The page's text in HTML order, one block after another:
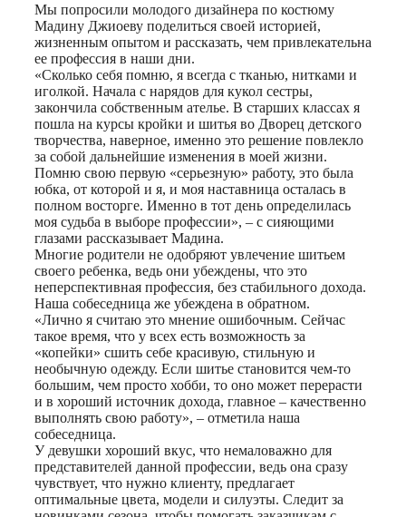
Мы попросили молодого дизайнера по костюму
Мадину Джиоеву поделиться своей историей,
жизненным опытом и рассказать, чем привлекательна
ее профессия в наши дни.
«Сколько себя помню, я всегда с тканью, нитками и
иголкой. Начала с нарядов для кукол сестры,
закончила собственным ателье. В старших классах я
пошла на курсы кройки и шитья во Дворец детского
творчества, наверное, именно это решение повлекло
за собой дальнейшие изменения в моей жизни.
Помню свою первую «серьезную» работу, это была
юбка, от которой и я, и моя наставница осталась в
полном восторге. Именно в тот день определилась
моя судьба в выборе профессии», – с сияющими
глазами рассказывает Мадина.
Многие родители не одобряют увлечение шитьем
своего ребенка, ведь они убеждены, что это
неперспективная профессия, без стабильного дохода.
Наша собеседница же убеждена в обратном.
«Лично я считаю это мнение ошибочным. Сейчас
такое время, что у всех есть возможность за
«копейки» сшить себе красивую, стильную и
необычную одежду. Если шитье становится чем-то
большим, чем просто хобби, то оно может перерасти
и в хороший источник дохода, главное – качественно
выполнять свою работу», – отметила наша
собеседница.
У девушки хороший вкус, что немаловажно для
представителей данной профессии, ведь она сразу
чувствует, что нужно клиенту, предлагает
оптимальные цвета, модели и силуэты. Следит за